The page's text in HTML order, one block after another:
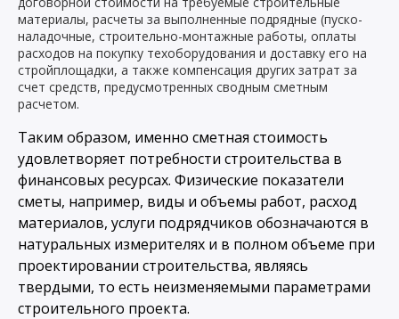
материалы, расчеты за выполненные подрядные (пуско-
наладочные, строительно-монтажные работы, оплаты
расходов на покупку техоборудования и доставку его на
стройплощадки, а также компенсация других затрат за
счет средств, предусмотренных сводным сметным
расчетом.
Таким образом, именно сметная стоимость
удовлетворяет потребности строительства в
финансовых ресурсах. Физические показатели
сметы, например, виды и объемы работ, расход
материалов, услуги подрядчиков обозначаются в
натуральных измерителях и в полном объеме при
проектировании строительства, являясь
твердыми, то есть неизменяемыми параметрами
строительного проекта.